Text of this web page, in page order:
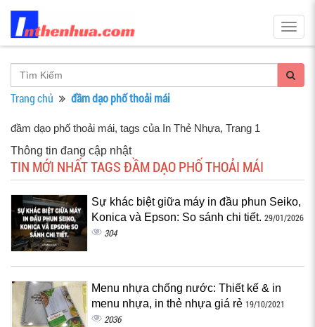
Trang chủ đầm dạo phố thoải mái
đầm dạo phố thoải mái, tags của In Thẻ Nhựa, Trang 1
Thông tin đang cập nhật
TIN MỚI NHẤT TAGS ĐẦM DẠO PHỐ THOẢI MÁI
Sự khác biệt giữa máy in đầu phun Seiko,
Konica và Epson: So sánh chi tiết. 29/01/2026
304
Menu nhựa chống nước: Thiết kế & in
menu nhựa, in thẻ nhựa giá rẻ 19/10/2021
2036